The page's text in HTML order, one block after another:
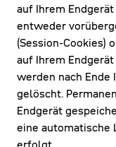
auf Ihrem
entweder
(Session-Cookies)
auf Ihrem
werden nach Ende
gelöscht.
Endgerät
eine automatische